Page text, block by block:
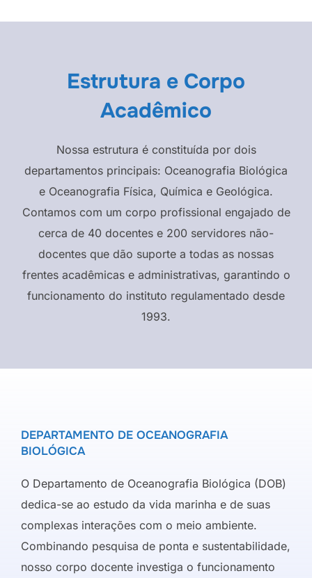
Estrutura e Corpo
Acadêmico
Nossa estrutura é constituída por dois
departamentos principais: Oceanografia Biológica
e Oceanografia Física, Química e Geológica.
Contamos com um corpo profissional engajado de
cerca de 40 docentes e 200 servidores não-
docentes que dão suporte a todas as nossas
frentes acadêmicas e administrativas, garantindo o
funcionamento do instituto regulamentado desde
1993.
DEPARTAMENTO DE OCEANOGRAFIA
BIOLÓGICA
O Departamento de Oceanografia Biológica (DOB)
dedica-se ao estudo da vida marinha e de suas
complexas interações com o meio ambiente.
Combinando pesquisa de ponta e sustentabilidade,
nosso corpo docente investiga o funcionamento